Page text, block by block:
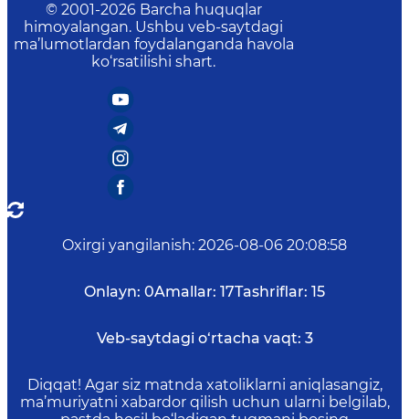
© 2001-2026 Barcha huquqlar
himoyalangan. Ushbu veb-saytdagi
ma’lumotlardan foydalanganda havola
ko‘rsatilishi shart.
Oxirgi yangilanish: 2026-08-06 20:08:58
Onlayn: 0Amallar: 17Tashriflar: 15
Veb-saytdagi o‘rtacha vaqt: 3
Diqqat! Agar siz matnda xatoliklarni aniqlasangiz,
ma’muriyatni xabardor qilish uchun ularni belgilab,